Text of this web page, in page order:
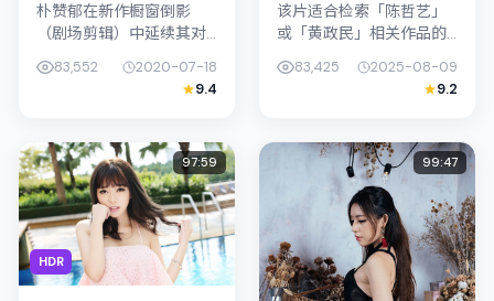
朴赞郁在新作橱窗倒影
（剧场剪辑）中延续其对
事扎根于中国台湾的日常
空间，类型定位为奇幻。
制表演撑起情感...
83,552
2020-07-18
9.4
该片适合检索「陈哲艺」
或「黄政民」相关作品的
在2025年发行，类型上归
入悬疑，叙事焦点落在家
角层次...
83,425
2025-08-09
9.2
HDR
97:59 99:47